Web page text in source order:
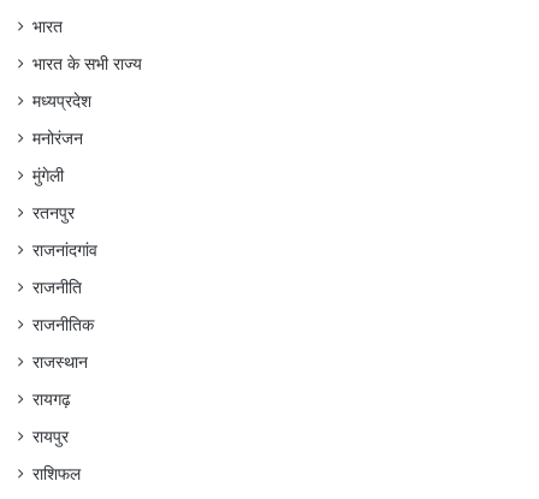
भारत
भारत के सभी राज्य
मध्यप्रदेश
मनोरंजन
मुंगेली
रतनपुर
राजनांदगांव
राजनीति
राजनीतिक
राजस्थान
रायगढ़
रायपुर
राशिफल